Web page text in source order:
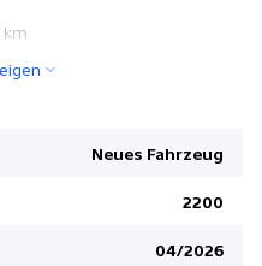
km
Neues Fahrzeug
2200
04/2026